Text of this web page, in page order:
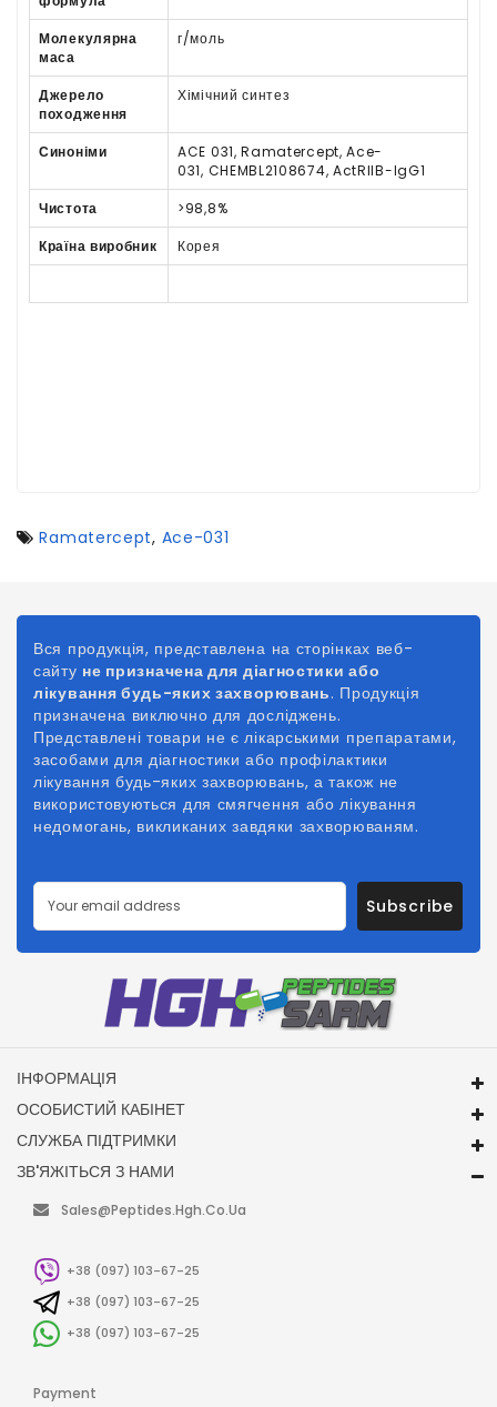
Молекулярна
маса
г/моль
Джерело
походження
Хімічний синтез
Синоніми
ACE 031, Ramatercept, Ace-
031, CHEMBL2108674, ActRIIB-IgG1
Чистота
>98,8%
Країна виробник
Корея
Ramatercept, Ace-031
Вся продукція, представлена на сторінках веб-
сайту не призначена для діагностики або
лікування будь-яких захворювань. Продукція
призначена виключно для досліджень.
Представлені товари не є лікарськими препаратами,
засобами для діагностики або профілактики
лікування будь-яких захворювань, а також не
використовуються для смягчення або лікування
недомогань, викликанихзавдяки захворюваням.
Subscribe
ІНФОРМАЦІЯ
ОСОБИСТИЙ КАБІНЕТ
СЛУЖБА ПІДТРИМКИ
ЗВ'ЯЖІТЬСЯ З НАМИ
Sales@peptides.hgh.co.ua
+38 (097) 103-67-25
+38 (097) 103-67-25
+38 (097) 103-67-25
Payment